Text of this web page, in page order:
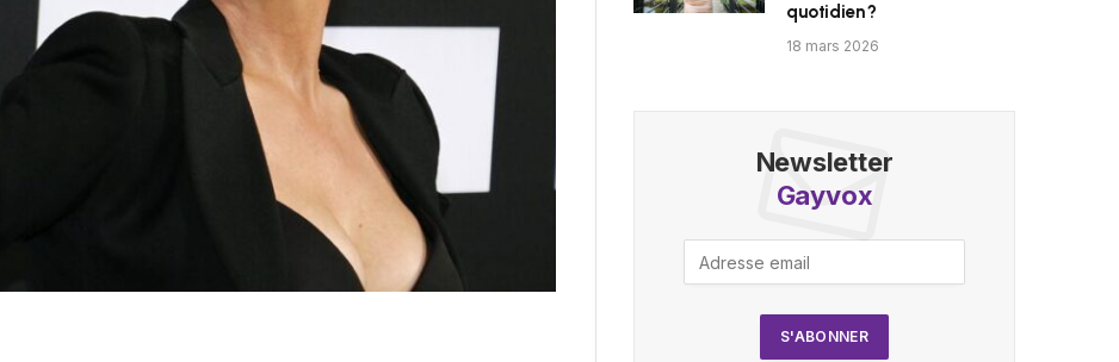
quotidien ?
18 mars 2026
Newsletter
Gayvox